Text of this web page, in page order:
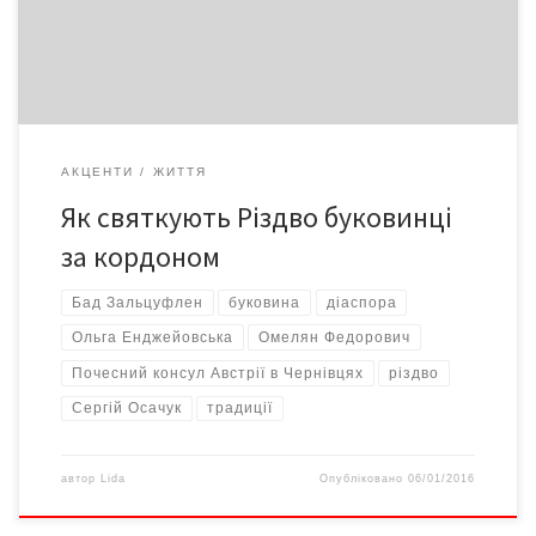
АКЦЕНТИ ЖИТТЯ
Як святкують Різдво буковинці
за кордоном
Бад Зальцуфлен буковина діаспора
Ольга Енджейовська Омелян Федорович
Почесний консул Австрії в Чернівцях різдво
Сергій Осачук традиції
автор Lida Опубліковано06/01/2016